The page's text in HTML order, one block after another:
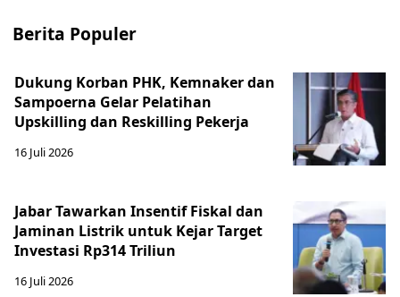
Berita Populer
Dukung Korban PHK, Kemnaker dan
Sampoerna Gelar Pelatihan
Upskilling dan Reskilling Pekerja
16 Juli 2026
Jabar Tawarkan Insentif Fiskal dan
Jaminan Listrik untuk Kejar Target
Investasi Rp314 Triliun
16 Juli 2026